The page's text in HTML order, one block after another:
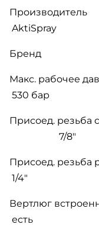
Производитель
AktiSpray
Бренд
Макс. рабочее
530 бар
Присоед. резьба
7/8"
Присоед. резьба
1/4"
Вертлюг
есть